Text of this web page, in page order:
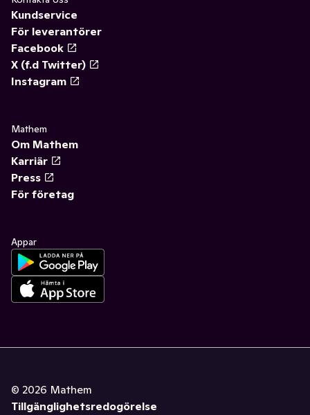
Kundservice
För leverantörer
Facebook
X (f.d Twitter)
Instagram
Mathem
Om Mathem
Karriär
Press
För företag
Appar
© 2026 Mathem
Tillgänglighetsredogörelse